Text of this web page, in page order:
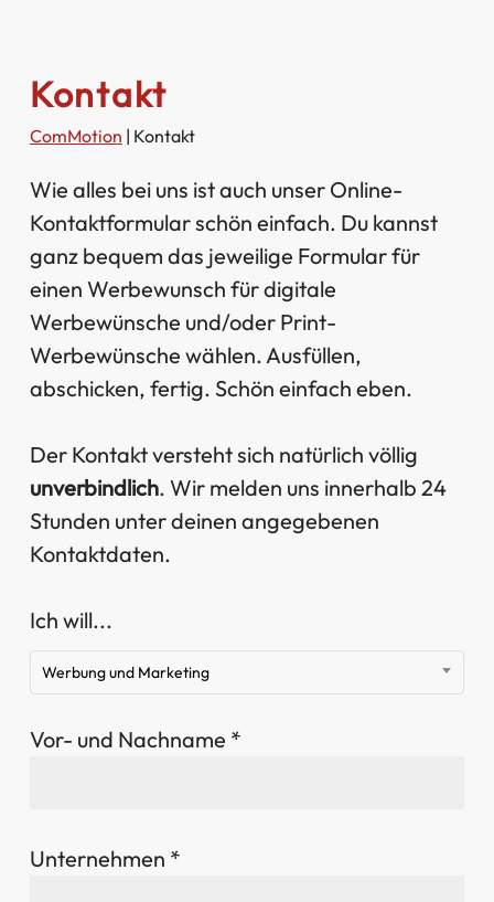
Kontakt
ComMotion | Kontakt
Wie alles bei uns ist auch unser Online-
Kontaktformular schön einfach. Du kannst
ganz bequem das jeweilige Formular für
einen Werbewunsch für digitale
Werbewünsche und/oder Print-
Werbewünsche wählen. Ausfüllen,
abschicken, fertig. Schön einfach eben.
Der Kontakt versteht sich natürlich völlig
unverbindlich. Wir melden uns innerhalb 24
Stunden unter deinen angegebenen
Kontaktdaten.
Ich will...
Werbung und Marketing
Vor- und Nachname *
Unternehmen *